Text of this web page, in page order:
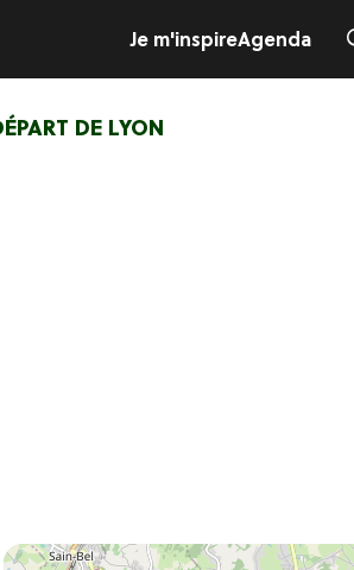
DE LYON
Je m'inspireAgenda